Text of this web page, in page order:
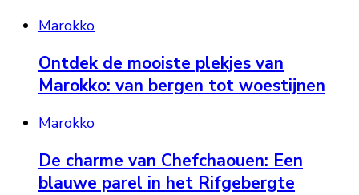
Marokko
Ontdek de mooiste plekjes van
Marokko: van bergen tot woestijnen
Marokko
De charme van Chefchaouen: Een
blauwe parel in het Rifgebergte